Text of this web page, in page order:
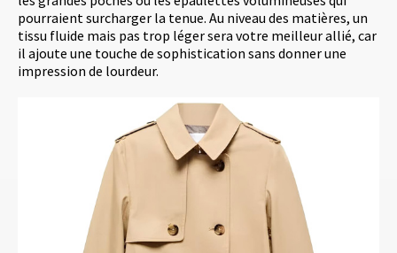
pourraient surcharger la tenue. Au niveau des matières, un
tissu fluide mais pas trop léger sera votre meilleur allié, car
il ajoute une touche de sophistication sans donner une
impression de lourdeur.